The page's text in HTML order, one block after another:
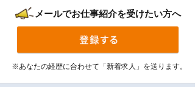
メールでお仕事紹介を受けたい方へ
※あなたの経歴に合わせて「新着求人」を送ります。